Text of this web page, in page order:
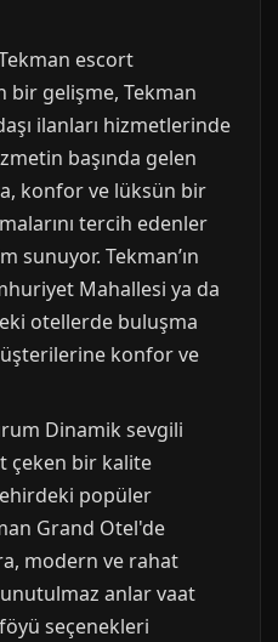
escort
bir gelişme, Tekman
ilanları hizmetlerinde
başında gelen
konfor ve lüksün bir
tercih edenler
sunuyor. Tekman’ın
Mahallesi ya da
otellerde buluşma
konfor ve
Dinamik sevgili
çeken bir kalite
popüler
Grand Otel'de
modern ve rahat
anlar vaat
seçenekleri